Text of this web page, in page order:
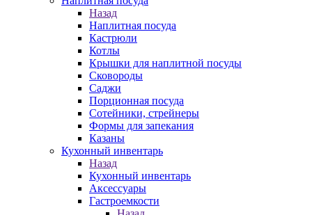
Назад
Наплитная посуда
Кастрюли
Котлы
Крышки для наплитной посуды
Сковороды
Саджи
Порционная посуда
Сотейники, стрейнеры
Формы для запекания
Казаны
Кухонный инвентарь
Назад
Кухонный инвентарь
Аксессуары
Гастроемкости